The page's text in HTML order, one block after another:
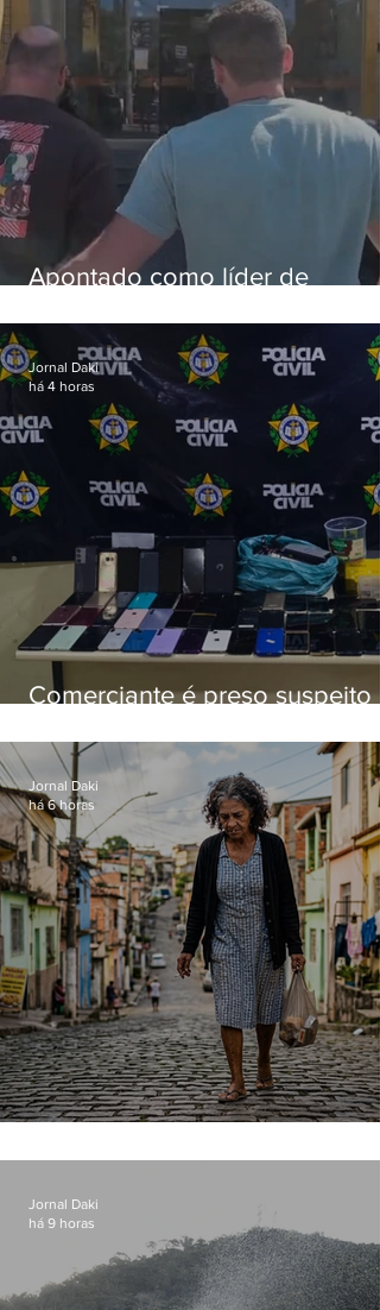
Apontado como líder de
aposentados é preso
Comerciante é preso suspeito
loja
Jornal Daki
há 4 horas
Jornal Daki
há 6 horas
Jornal Daki
há 9 horas